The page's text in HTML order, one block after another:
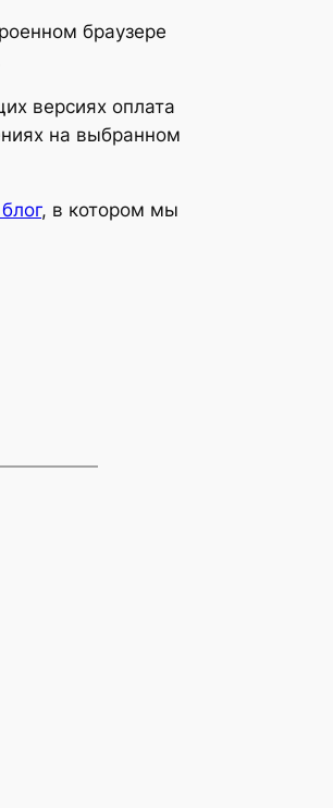
браузере
версиях оплата
на выбранном
, в котором мы